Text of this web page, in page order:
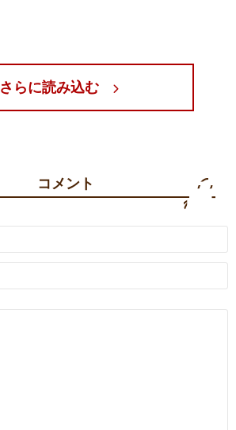
さらに読み込む
コメント